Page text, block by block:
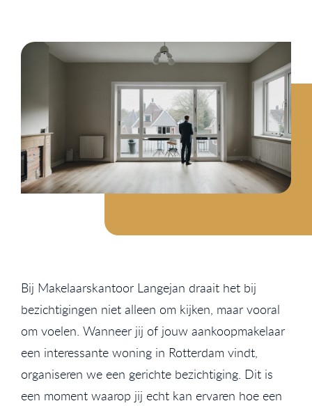
Bij Makelaarskantoor Langejan draait het bij
bezichtigingen niet alleen om kijken, maar vooral
om voelen. Wanneer jij of jouw aankoopmakelaar
een interessante woning in Rotterdam vindt,
organiseren we een gerichte bezichtiging. Dit is
een moment waarop jij echt kan ervaren hoe een